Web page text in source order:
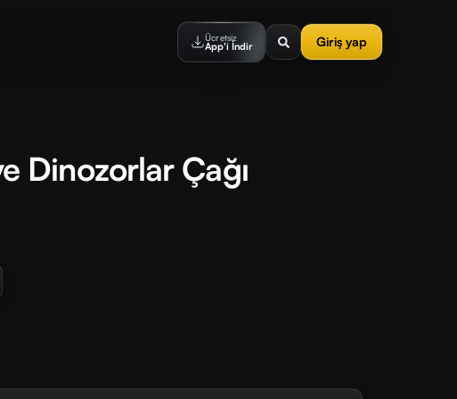
Ücretsiz
App'i İndir Giriş yap
Dinozorlar Çağı